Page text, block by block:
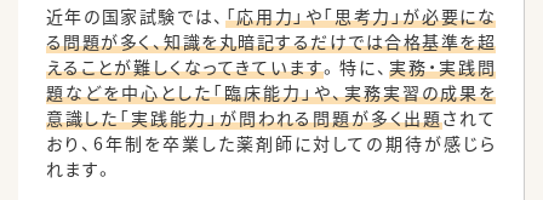
近年の国家試験では、 「応用力」や「思考力」が必要にな
る問題が多く、知識を丸暗記するだけでは合格基準を超
えることが難しくなってきています。特に、実務・実践問
題などを中心とした「臨床能力」や、実務実習の成果を
意識した「実践能力」が問われる問題が多く出題されて
おり、6年制を卒業した薬剤師に対しての期待が感じら
れます。